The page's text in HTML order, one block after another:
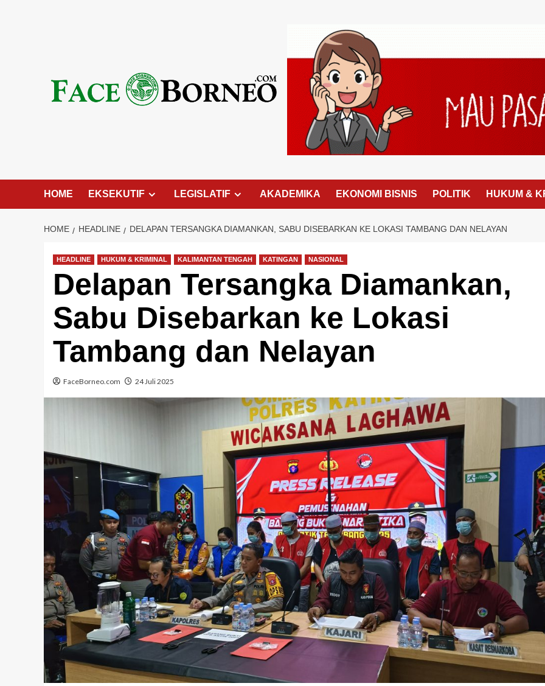
HOME EKSEKUTIF LEGISLATIF AKADEMIKA EKONOMI BISNIS POLITIK HUKUM &
HOME HEADLINE DELAPAN TERSANGKA DIAMANKAN, SABU DISEBARKAN KE LOKASI TAMBANG DAN NELAYAN
HEADLINE HUKUM & KRIMINAL KALIMANTAN TENGAH KATINGAN NASIONAL
Delapan Tersangka Diamankan,
Sabu Disebarkan ke Lokasi
Tambang dan Nelayan
FaceBorneo.com 24 Juli 2025